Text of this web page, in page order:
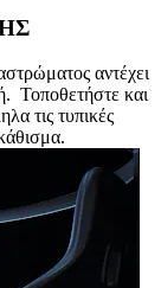
αντέχει
Τοποθετήστε και
τις τυπικές